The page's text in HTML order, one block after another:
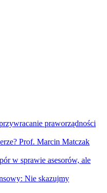
praworządności
Prof. Marcin Matczak
w sprawie asesorów, ale
Nie skazujmy